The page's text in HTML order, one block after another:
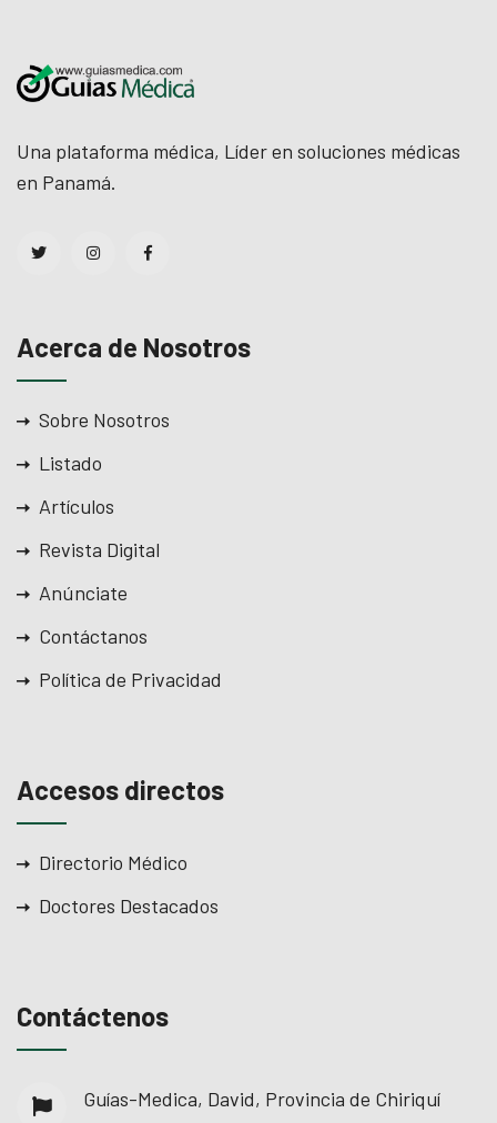
Una plataforma médica, Líder en soluciones médicas
en Panamá.
Acerca de Nosotros
Sobre Nosotros
Listado
Artículos
Revista Digital
Anúnciate
Contáctanos
Política de Privacidad
Accesos directos
Directorio Médico
Doctores Destacados
Contáctenos
Guías-Medica, David, Provincia de Chiriquí